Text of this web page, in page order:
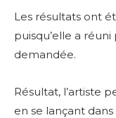
Les résultats ont
puisqu’elle a
demandée.
Résultat, l’artiste
en se lançant